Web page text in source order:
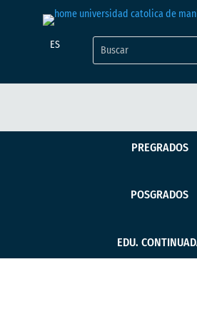
ES
PREGRADOS
POSGRADOS
EDU.